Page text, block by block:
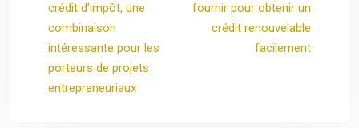
crédit d’impôt, une
combinaison
intéressante pour les
porteurs de projets
entrepreneuriaux
fournir pour obtenir un
crédit renouvelable
facilement